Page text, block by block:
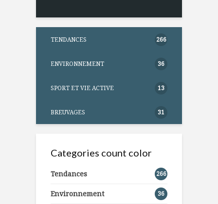
TENDANCES 266
ENVIRONNEMENT 36
SPORT ET VIE ACTIVE 13
BREUVAGES 31
Categories count color
Tendances 266
Environnement 36